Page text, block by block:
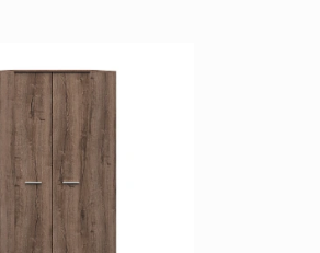
Открытые полки
Комбинированные
комоды
Распашные шкафы